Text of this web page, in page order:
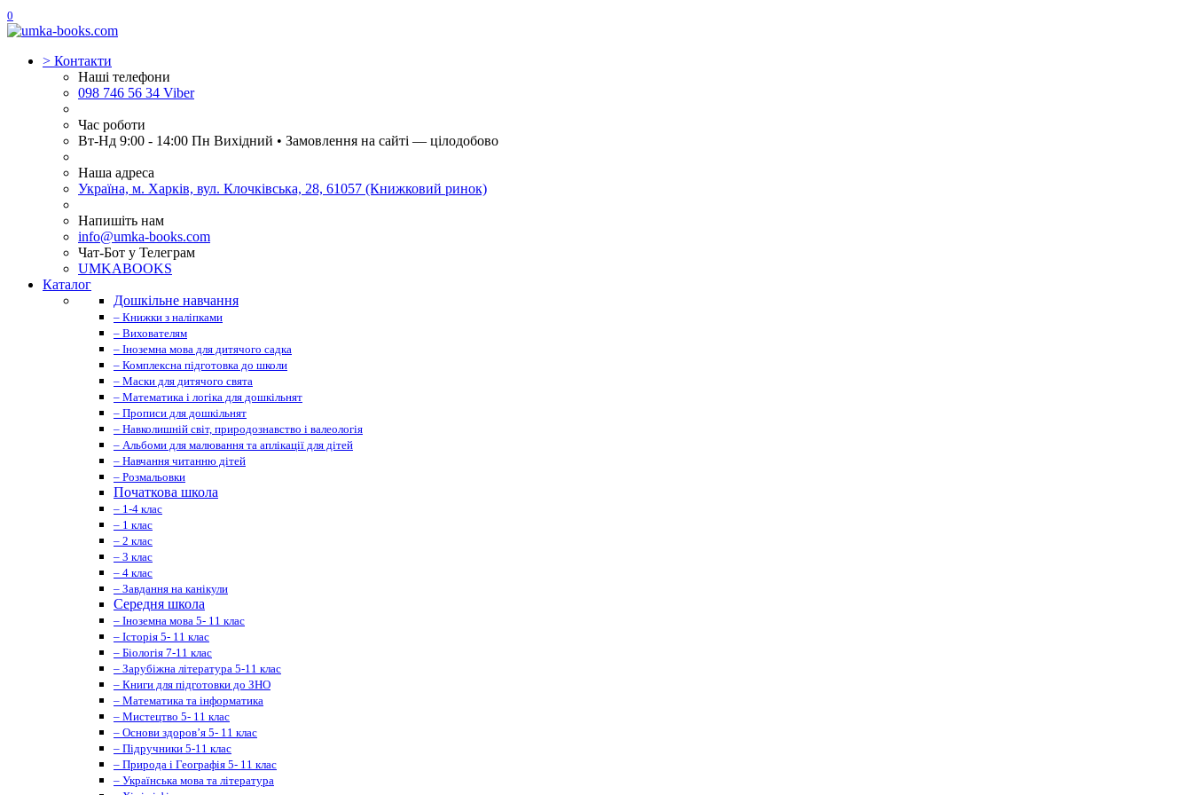
0
> Контакти
Наші телефони
098 746 56 34 Viber
Час роботи
Вт-Нд 9:00 - 14:00 Пн Вихідний • Замовлення на сайті — цілодобово
Наша адреса
Україна, м. Харків, вул. Клочківська, 28, 61057 (Книжковий ринок)
Напишіть нам
info@umka-books.com
Чат-Бот у Телеграм
UMKABOOKS
Каталог
Дошкільне навчання
– Книжки з наліпками
– Вихователям
– Іноземна мова для дитячого садка
– Комплексна підготовка до школи
– Маски для дитячого свята
– Математика і логіка для дошкільнят
– Прописи для дошкільнят
– Навколишній світ, природознавство і валеологія
– Альбоми для малювання та аплікації для дітей
– Навчання читанню дітей
– Розмальовки
Початкова школа
– 1-4 клас
– 1 клас
– 2 клас
– 3 клас
– 4 клас
– Завдання на канікули
Середня школа
– Іноземна мова 5- 11 клас
– Історія 5- 11 клас
– Біологія 7-11 клас
– Зарубіжна література 5-11 клас
– Книги для підготовки до ЗНО
– Математика та інформатика
– Мистецтво 5- 11 клас
– Основи здоров’я 5- 11 клас
– Підручники 5-11 клас
– Природа і Географія 5- 11 клас
– Українська мова та література